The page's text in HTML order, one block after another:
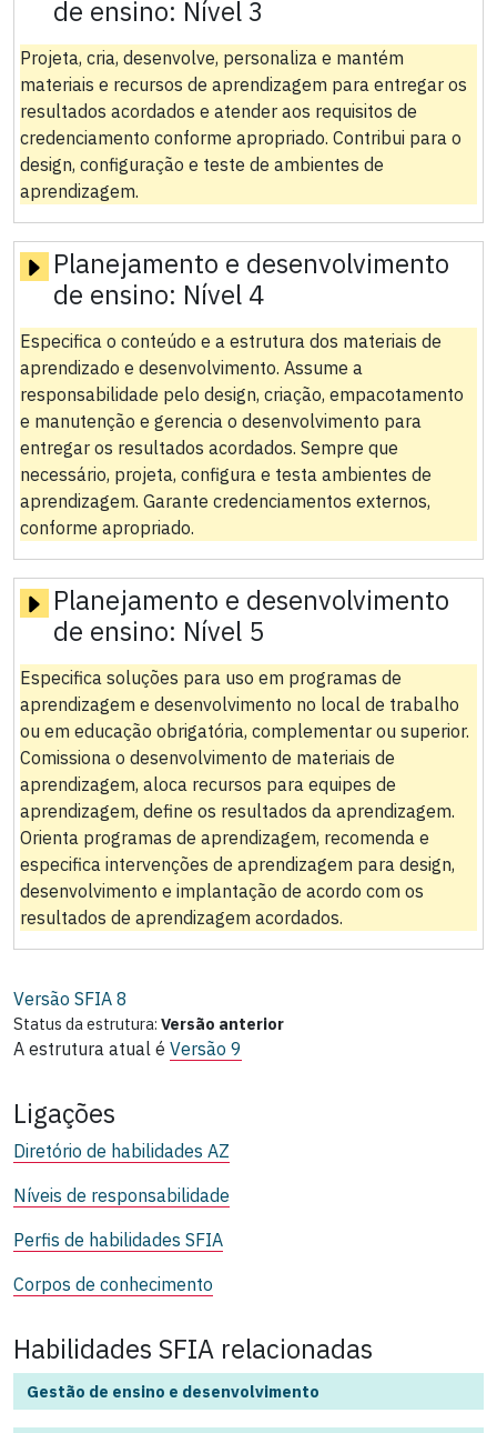
de ensino: Nível 3
Projeta, cria, desenvolve, personaliza e mantém
materiais e recursos de aprendizagem para entregar os
resultados acordados e atender aos requisitos de
credenciamento conforme apropriado. Contribui para o
design, configuração e teste de ambientes de
aprendizagem.
Planejamento e desenvolvimento
de ensino: Nível 4
Especifica o conteúdo e a estrutura dos materiais de
aprendizado e desenvolvimento. Assume a
responsabilidade pelo design, criação, empacotamento
e manutenção e gerencia o desenvolvimento para
entregar os resultados acordados. Sempre que
necessário, projeta, configura e testa ambientes de
aprendizagem. Garante credenciamentos externos,
conforme apropriado.
Planejamento e desenvolvimento
de ensino: Nível 5
Especifica soluções para uso em programas de
aprendizagem e desenvolvimento no local de trabalho
ou em educação obrigatória, complementar ou superior.
Comissiona o desenvolvimento de materiais de
aprendizagem, aloca recursos para equipes de
aprendizagem, define os resultados da aprendizagem.
Orienta programas de aprendizagem, recomenda e
especifica intervenções de aprendizagem para design,
desenvolvimento e implantação de acordo com os
resultados de aprendizagem acordados.
Versão SFIA 8
Status da estrutura: Versão anterior
A estrutura atual é Versão 9
Ligações
Diretório de habilidades AZ
Níveis de responsabilidade
Perfis de habilidades SFIA
Corpos de conhecimento
Habilidades SFIA relacionadas
Gestão de ensino e desenvolvimento